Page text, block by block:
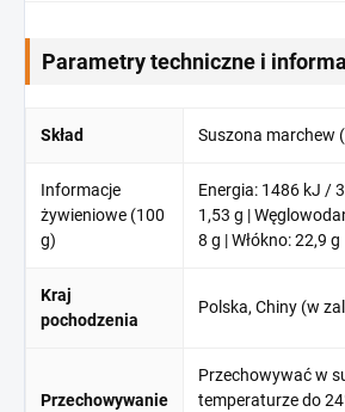
Parametry techniczne i
Skład Suszona marchew
Informacje
żywieniowe (100
g)
Energia: 1486 kJ /
1,53 g |
8 g | Włókno: 22,9 g
Kraj
pochodzenia
Polska, Chiny (w
Przechowywanie
Przechowywać w
temperaturze do